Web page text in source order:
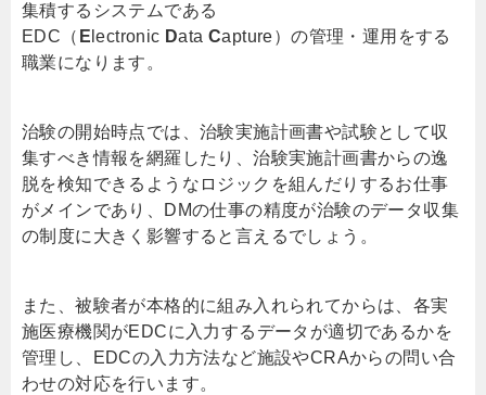
集積するシステムである
EDC（ E lectronic Data Capture）の管理・運用をする
職業になります。
治験の開始時点では、治験実施計画書や試験として収
集すべき情報を網羅したり、治験実施計画書からの逸
脱を検知できるようなロジックを組んだりするお仕事
がメインであり、DMの仕事の精度が治験のデータ収集
の制度に大きく影響すると言えるでしょう。
また、被験者が本格的に組み入れられてからは、各実
施医療機関がEDCに入力するデータが適切であるかを
管理し、EDCの入力方法など施設やCRAからの問い合
わせの対応を行います。